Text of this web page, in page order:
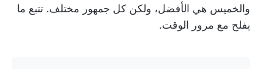
والخميس هي الأفضل، ولكن كل جمهور مختلف. تتبع ما
يفلح مع مرور الوقت.